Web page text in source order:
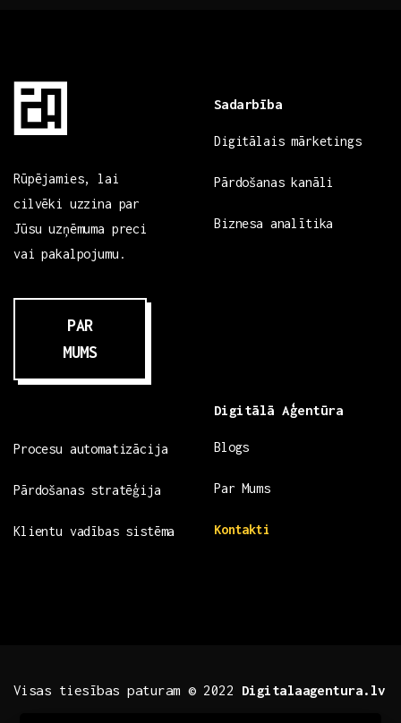
Rūpējamies, lai
cilvēki uzzina par
Jūsu uzņēmuma preci
vai pakalpojumu.
PAR
MUMS
Sadarbība
Digitālais mārketings
Pārdošanas kanāli
Biznesa analītika
Procesu automatizācija
Pārdošanas stratēģija
Klientu vadības sistēma
Digitālā Aģentūra
Blogs
Par Mums
Kontakti
Visas tiesības paturam © 2022 Digitalaagentura.lv